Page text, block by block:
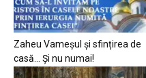
Zaheu Vameșul și sfințirea de
casă… Și nu numai!